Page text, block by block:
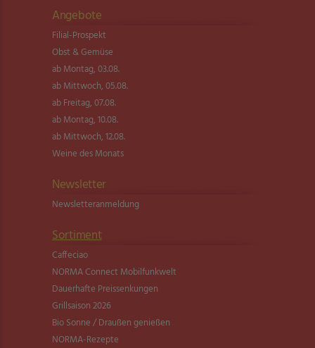
Angebote
Filial-Prospekt
Obst & Gemüse
ab Montag, 03.08.
ab Mittwoch, 05.08.
ab Freitag, 07.08.
ab Montag, 10.08.
ab Mittwoch, 12.08.
Weine des Monats
Newsletter
Newsletter­anmeldung
Sortiment
Caffeciao
NORMA Connect Mobilfunkwelt
Dauerhafte Preissenkungen
Grillsaison 2026
Bio Sonne / Draußen genießen
NORMA-Rezepte